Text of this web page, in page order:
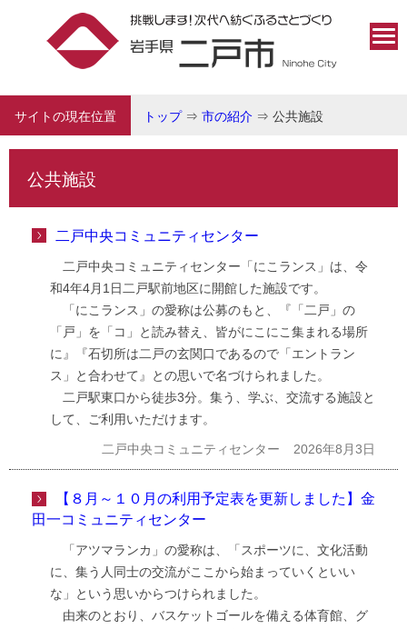
サイトの現在位置 トップ⇒ 市の紹介 ⇒ 公共施設
公共施設
二戸中央コミュニティセンター
二戸中央コミュニティセンター「にこランス」は、令
和4年4月1日二戸駅前地区に開館した施設です。
「にこランス」の愛称は公募のもと、『「二戸」の
「戸」を「コ」と読み替え、皆がにこにこ集まれる場所
に』『石切所は二戸の玄関口であるので「エントラン
ス」と合わせて』との思いで名づけられました。
二戸駅東口から徒歩3分。集う、学ぶ、交流する施設と
して、ご利用いただけます。
二戸中央コミュニティセンター 2026年8月3日
【８月～１０月の利用予定表を更新しました】 金
田一コミュニティセンター
「アツマランカ」の愛称は、「スポーツに、文化活動
に、集う人同士の交流がここから始まっていくといい
な」という思いからつけられました。
由来のとおり、バスケットゴールを備える体育館、グ